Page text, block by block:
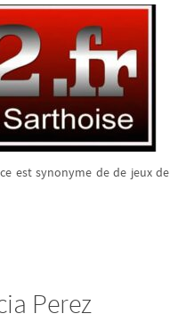
est synonyme de de jeux de
Perez